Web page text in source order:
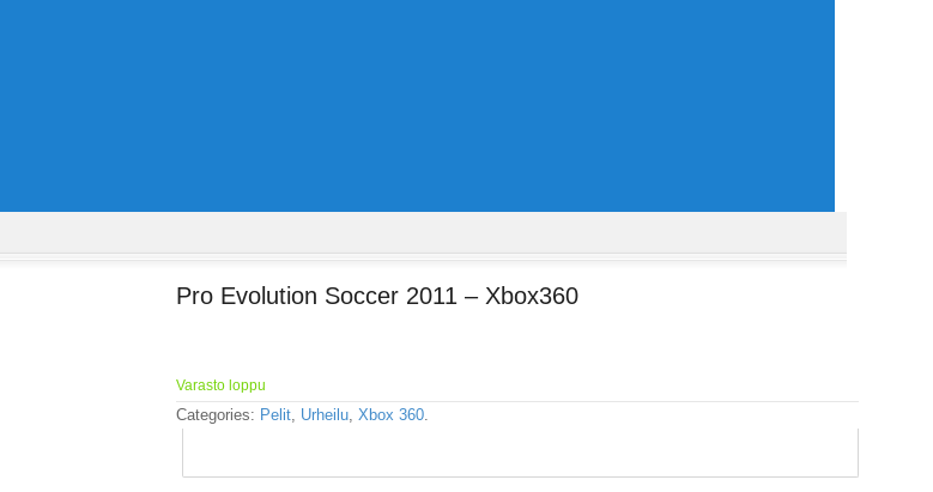
Pro Evolution Soccer 2011 – Xbox360
Varasto loppu
Categories: Pelit, Urheilu, Xbox 360.